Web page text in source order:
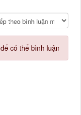
để có thể bình luận